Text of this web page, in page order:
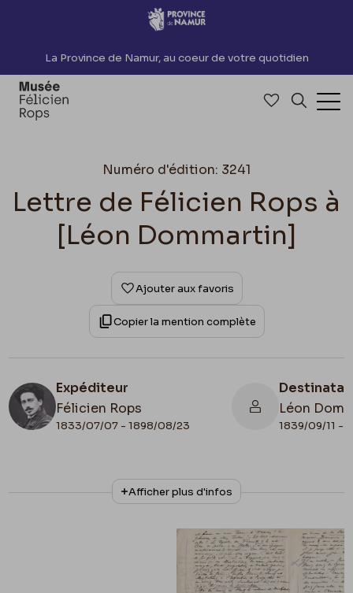
Accèder directement au contenu
La Province de Namur, au coeur de votre quotidien
Accéder à
Numéro d'édition: 3241
Lettre de Félicien Rops à
[Léon Dommartin]
Ajouter aux favoris
Copier la mention complète
Expéditeur
Félicien Rops
1833/07/07 - 1898/08/23
Léon
1839/09/11 -
N° d'inventaire
1972/A/845
Collationnage
Scan
Lieu de conservation
France, Paris, Fondation Custodia
Afficher plus d'infos